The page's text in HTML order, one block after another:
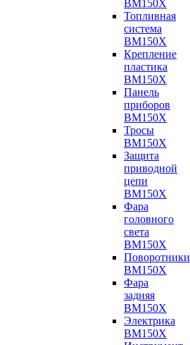
BM150X
Топливная
система
BM150X
Крепление
пластика
BM150X
Панель
приборов
BM150X
Тросы
BM150X
Защита
приводной
цепи
BM150X
Фара
головного
света
BM150X
Поворотники
BM150X
Фара
задняя
BM150X
Электрика
BM150X